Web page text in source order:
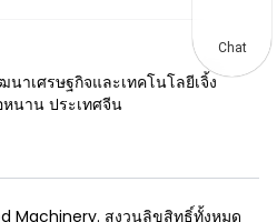
าเศรษฐกิจและเทคโนโลยีเจิ้ง
หนาน ประเทศจีน
Machinery. สงวนลิขสิทธิ์ทั้งหมด
Chat